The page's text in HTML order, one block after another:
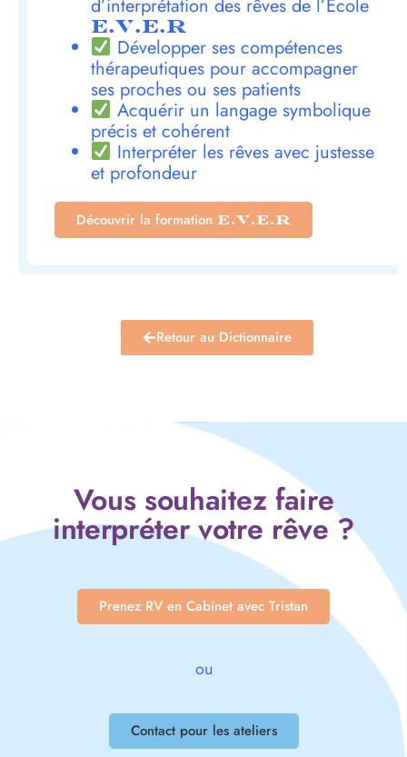
d’interprétation des rêves de l’École
E.V.E.R
Développer ses compétences
thérapeutiques pour accompagner
ses proches ou ses patients
Acquérir un langage symbolique
précis et cohérent
Interpréter les rêves avec justesse
et profondeur
Découvrir la formation E.V.E.R
Retour au Dictionnaire
Vous souhaitez faire
interpréter votre rêve ?
Prenez RV en Cabinet avec Tristan
ou
Contact pour les ateliers